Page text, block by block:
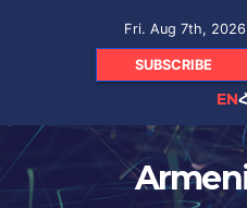
Fri. Aug 7th, 2026
SUBSCRIBE
EN